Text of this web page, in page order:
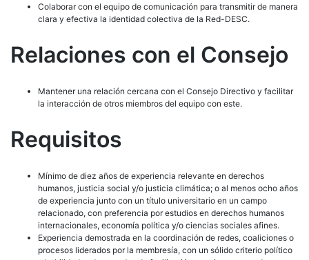
Colaborar con el equipo de comunicación para transmitir de manera
clara y efectiva la identidad colectiva de la Red-DESC.
Relaciones con el Consejo
Mantener una relación cercana con el Consejo Directivo y facilitar
la interacción de otros miembros del equipo con este.
Requisitos
Mínimo de diez años de experiencia relevante en derechos
humanos, justicia social y/o justicia climática; o al menos ocho años
de experiencia junto con un título universitario en un campo
relacionado, con preferencia por estudios en derechos humanos
internacionales, economía política y/o ciencias sociales afines.
Experiencia demostrada en la coordinación de redes, coaliciones o
procesos liderados por la membresía, con un sólido criterio político